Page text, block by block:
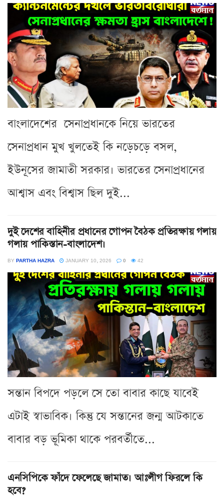
বাংলাদেশের সেনাপ্রধানকে নিয়ে ভারতের
সেনাপ্রধান মুখ খুলতেই কি নড়েচড়ে বসল,
ইউনূসের জামাতী সরকার। ভারতের সেনাপ্রধানের
আশ্বাস এবং বিশ্বাস ছিল দুই...
দুই দেশের বাহিনীর প্রধানের গোপন বৈঠক প্রতিরক্ষায় গলায়
গলায় পাকিস্তান-বাংলাদেশ।
BY PARTHA HAZRA JANUARY 10, 2026 0 42
সন্তান বিপদে পড়লে সে তো বাবার কাছে যাবেই
এটাই স্বাভাবিক। কিন্তু যে সন্তানের জন্ম আটকাতে
বাবার বড় ভূমিকা থাকে পরবর্তীতে...
এনসিপিকে ফাঁদে ফেলেছে জামাত। আঃলীগ ফিরলে কি
হবে?